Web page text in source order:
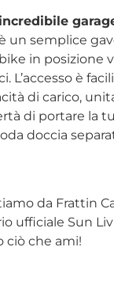
incredibile
un semplice
in posizione
L’accesso è
di carico,
di portare la
doccia
da Frattin
ufficiale Sun
ciò che ami!